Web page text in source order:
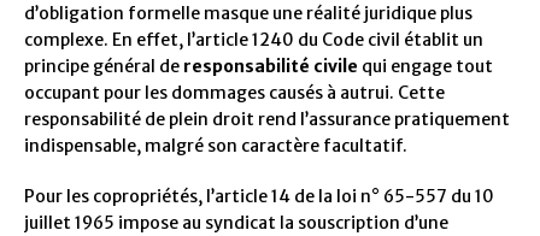
d’obligation formelle masque une réalité juridique plus
complexe. En effet, l’article 1240 du Code civil établit un
principe général de responsabilité civile qui engage tout
occupant pour les dommages causés à autrui. Cette
responsabilité de plein droit rend l’assurance pratiquement
indispensable, malgré son caractère facultatif.
Pour les copropriétés, l’article 14 de la loi n° 65-557 du 10
juillet 1965 impose au syndicat la souscription d’une